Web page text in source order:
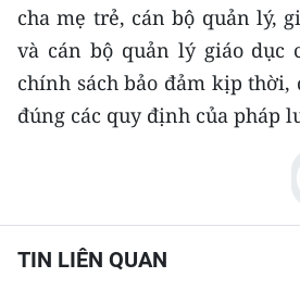
ENGLISH
中文
ESPAÑOL
cha mẹ trẻ, cán bộ quản lý,
và cán bộ quản lý giáo dục
chính sách bảo đảm kịp
đúng các quy định của pháp
TIN LIÊN QUAN